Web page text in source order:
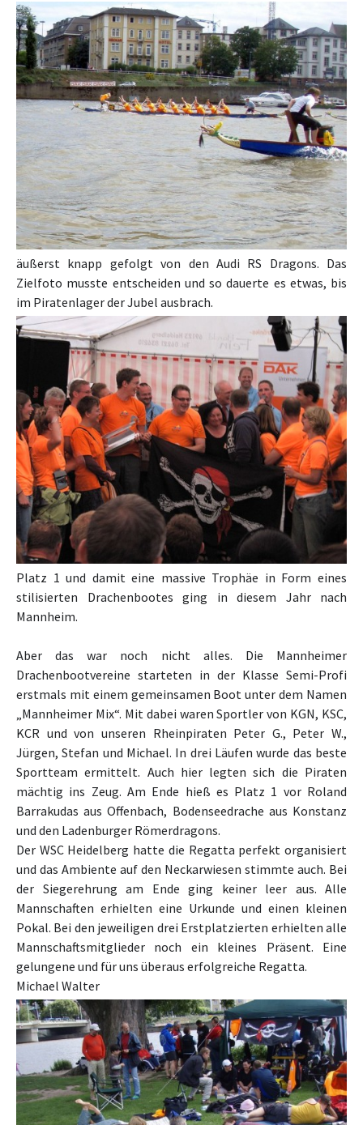
äußerst knapp gefolgt von den Audi RS Dragons. Das
Zielfoto musste entscheiden und so dauerte es etwas, bis
im Piratenlager der Jubel ausbrach.
Platz 1 und damit eine massive Trophäe in Form eines
stilisierten Drachenbootes ging in diesem Jahr nach
Mannheim.
Aber das war noch nicht alles. Die Mannheimer
Drachenbootvereine starteten in der Klasse Semi-Profi
erstmals mit einem gemeinsamen Boot unter dem Namen
„Mannheimer Mix“. Mit dabei waren Sportler von KGN, KSC,
KCR und von unseren Rheinpiraten Peter G., Peter W.,
Jürgen, Stefan und Michael. In drei Läufen wurde das beste
Sportteam ermittelt. Auch hier legten sich die Piraten
mächtig ins Zeug. Am Ende hieß es Platz 1 vor Roland
Barrakudas aus Offenbach, Bodenseedrache aus Konstanz
und den Ladenburger Römerdragons.
Der WSC Heidelberg hatte die Regatta perfekt organisiert
und das Ambiente auf den Neckarwiesen stimmte auch. Bei
der Siegerehrung am Ende ging keiner leer aus. Alle
Mannschaften erhielten eine Urkunde und einen kleinen
Pokal. Bei den jeweiligen drei Erstplatzierten erhielten alle
Mannschaftsmitglieder noch ein kleines Präsent. Eine
gelungene und für uns überaus erfolgreiche Regatta.
Michael Walter